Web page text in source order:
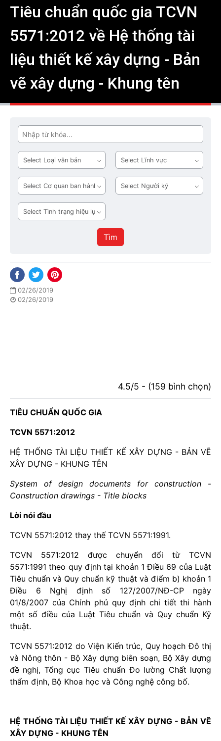
Tiêu chuẩn quốc gia TCVN
5571:2012 về Hệ thống tài
liệu thiết kế xây dựng - Bản
vẽ xây dựng - Khung tên
Tìm
Loại
văn
bản
Lĩnh
vực
Cơ
quan
ban
hành
Người
ký
Tình
trạng
Tìm
02/26/2019
02/26/2019
4.5/5 - (159 bình chọn)
TIÊU CHUẨN QUỐC GIA
TCVN 5571:2012
HỆ THỐNG TÀI LIỆU THIẾT KẾ XÂY DỰNG - BẢN VẼ
XÂY DỰNG - KHUNG TÊN
System of design documents for construction -
Construction drawings - Title blocks
Lời nói đầu
TCVN 5571:2012 thay thế TCVN 5571:1991.
TCVN 5571:2012 được chuyển đổi từ TCVN
5571:1991 theo quy định tại khoản 1 Điều 69 của Luật
Tiêu chuẩn và Quy chuẩn kỹ thuật và điểm b) khoản 1
Điều 6 Nghị định số 127/2007/NĐ-CP ngày
01/8/2007 của Chính phủ quy định chi tiết thi hành
một số điều của Luật Tiêu chuẩn và Quy chuẩn Kỹ
thuật.
TCVN 5571:2012 do Viện Kiến trúc, Quy hoạch Đô thị
và Nông thôn - Bộ Xây dựng biên soạn, Bộ Xây dựng
đề nghị, Tổng cục Tiêu chuẩn Đo lường Chất lượng
thẩm định, Bộ Khoa học và Công nghệ công bố.
HỆ THỐNG TÀI LIỆU THIẾT KẾ XÂY DỰNG - BẢN VẼ
XÂY DỰNG - KHUNG TÊN